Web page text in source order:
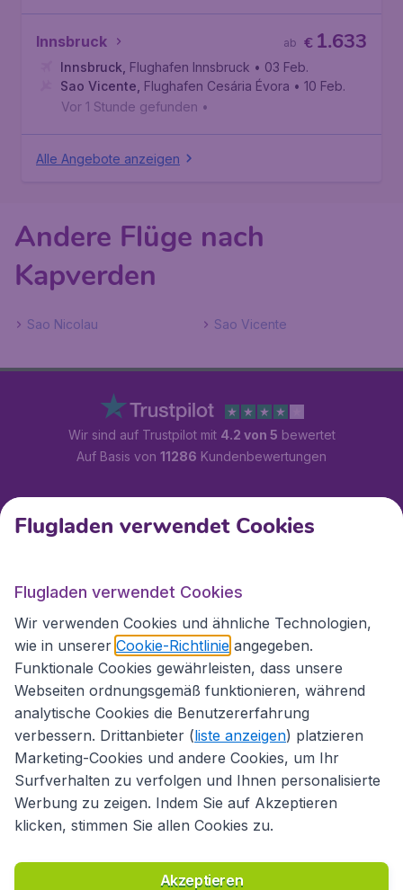
Innsbruck € 1.633
ab
Innsbruck Flughafen Innsbruck • 03 Feb.
Sao Vicente Flughafen Cesária Évora • 10 Feb.
Vor 1 Stunde gefunden •
Alle Angebote anzeigen
Andere Flüge nach
Kapverden
Sao Nicolau Sao Vicente
Wir sind auf Trustpilot mit 4.2 von 5 bewertet
Auf Basis von 11286 Kundenbewertungen
Kundenservice
Flugladen.at
Internationale Webseiten
Richtlinien und Bedingungen
Haftungsausschluss
Flugladen verwendet Cookies
Flugladen verwendet Cookies
Wir verwenden Cookies und ähnliche Technologien,
wie in unserer Cookie-Richtlinie angegeben.
Funktionale Cookies gewährleisten, dass unsere
Webseiten ordnungsgemäß funktionieren, während
analytische Cookies die Benutzererfahrung
verbessern. Drittanbieter (liste anzeigen) platzieren
Marketing-Cookies und andere Cookies, um Ihr
Surfverhalten zu verfolgen und Ihnen personalisierte
Werbung zu zeigen. Indem Sie auf Akzeptieren
klicken, stimmen Sie allen Cookies zu.
Akzeptieren